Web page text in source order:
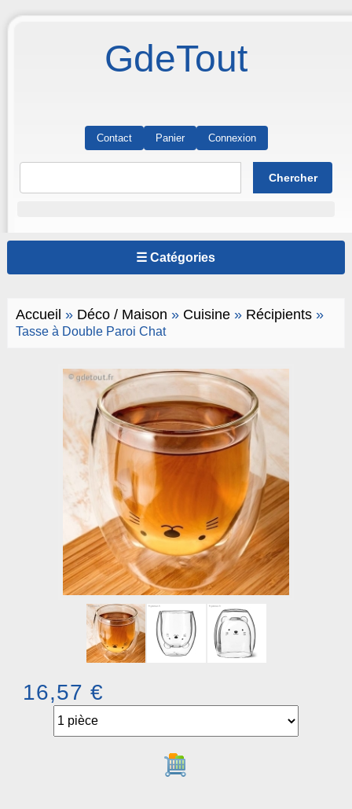
GdeTout
Contact Panier Connexion
☰ Catégories
Accueil » Déco / Maison » Cuisine» Récipients»
Tasse à Double Paroi Chat
16,57 €
Ajouter au panier